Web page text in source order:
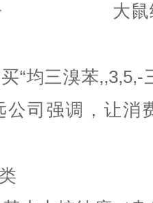
子 大鼠细
“均三溴苯,,3,5,-
公司强调，让消